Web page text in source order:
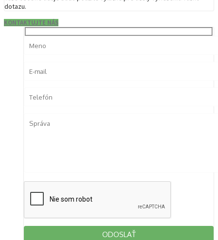
dotazu.
KONTAKTUJTE NÁS